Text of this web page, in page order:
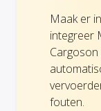
Maak er
integreer
fouten.